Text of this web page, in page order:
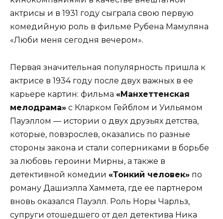
актрисы и в 1931 году сыграла свою первую
комедийную роль в фильме Рубена Мамуляна
«Люби меня сегодня вечером».
Первая значительная популярность пришла к
актрисе в 1934 году после двух важных в ее
карьере картин: фильма «Манхеттенская
мелодрама» с Кларком Гейблом и Уильямом
Пауэллом — истории о двух друзьях детства,
которые, повзрослев, оказались по разные
стороны закона и стали соперниками в борьбе
за любовь героини Мирны, а также в
детективной комедии «Тонкий человек» по
роману Дашиэлла Хаммета, где ее партнером
вновь оказался Пауэлл. Роль Норы Чарльз,
супруги отошедшего от дел детектива Ника